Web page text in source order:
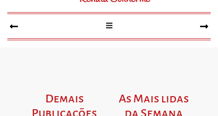
Demais
Publicações
As Mais lidas
da Semana